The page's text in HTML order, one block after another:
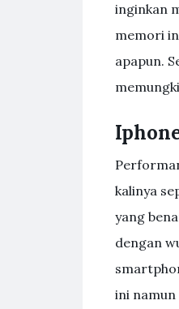
inginkan
memori
apapun.
kalinya
yang
dengan
ini namun